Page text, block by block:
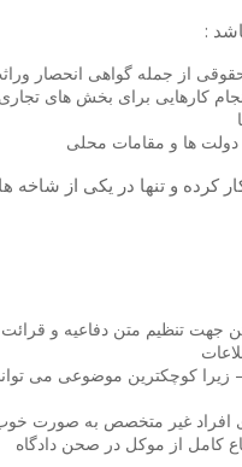
:
از جمله گواهی انحصار
کارهایی برای بخش های تجاری
ها و مقامات محلی
کرده و تنها در یکی از
تنظیم متن دفاعیه و قرائت
زیرا کوچکترین موضوعی می
افراد غیر متخصص به صورت
کامل از موکل در صحن دادگاه